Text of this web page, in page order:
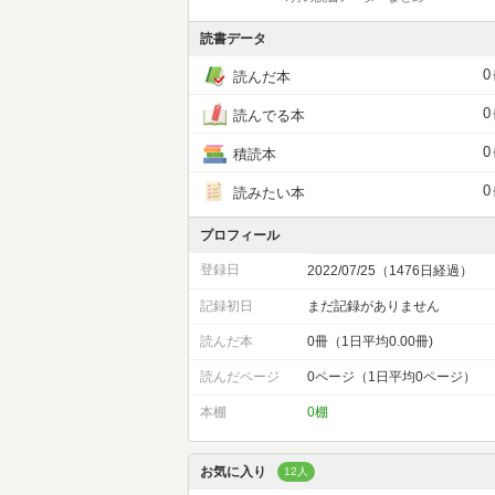
読書データ
読んだ本 0
読んでる本 0
積読本 0
読みたい本 0
プロフィール
登録日 2022/07/25（1476日経過）
記録初日 まだ記録がありません
読んだ本 0冊（1日平均0.00冊)
読んだページ 0ページ（1日平均0ページ）
本棚 0棚
お気に入り 12人